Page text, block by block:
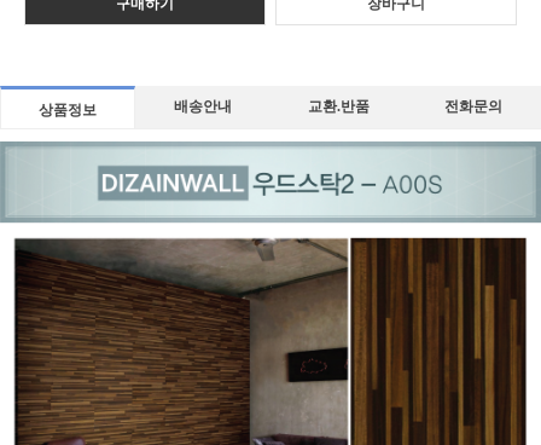
상품정보 배송안내 교환.반품 전화문의